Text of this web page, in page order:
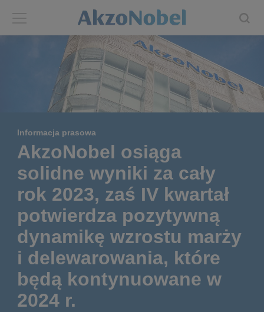
ABOUT US
Annual report
Brands
Our businesses
End-user segments
Governance
Locations
INVESTORS
Investors
Shares and ADRs
Results center
Events and presentations
Consensus
Debt and ratings
Investor feedback
Informacja prasowa
AkzoNobel osiąga
solidne wyniki za cały
rok 2023, zaś IV kwartał
potwierdza pozytywną
dynamikę wzrostu marży
i delewarowania, które
będą kontynuowane w
2024 r.